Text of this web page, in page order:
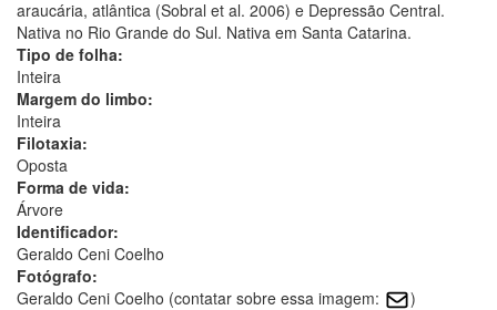
araucária, atlântica (Sobral et al. 2006) e Depressão Central.
Nativa no Rio Grande do Sul. Nativa em Santa Catarina.
Tipo de folha:
Inteira
Margem do limbo:
Inteira
Filotaxia:
Oposta
Forma de vida:
Árvore
Identificador:
Geraldo Ceni Coelho
Fotógrafo:
Geraldo Ceni Coelho (contatar sobre essa imagem:
)